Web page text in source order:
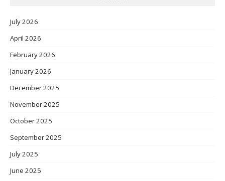
July 2026
April 2026
February 2026
January 2026
December 2025
November 2025
October 2025
September 2025
July 2025
June 2025